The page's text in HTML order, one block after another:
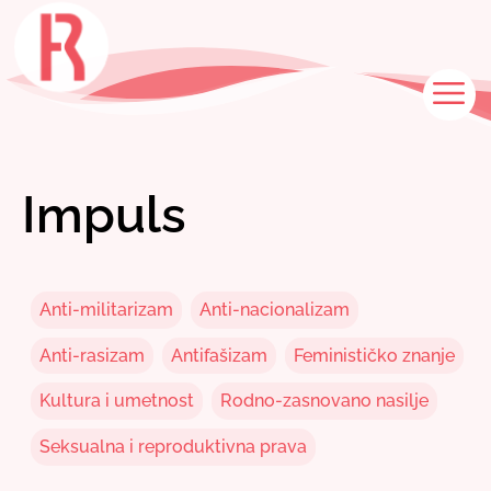
Impuls
Anti-militarizam Anti-nacionalizam
Anti-rasizam Antifašizam Feminističko znanje
Kultura i umetnost Rodno-zasnovano nasilje
Seksualna i reproduktivna prava